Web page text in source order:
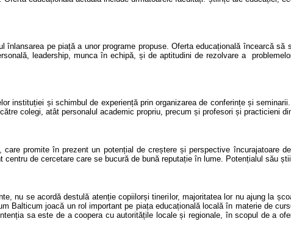
în lansarea pe piață a unorprograme propuse. Oferta educațională încearcă să
leadership, munca în echipă, și de aptitudini de rezolvare a
instituției și schimbul de experiență prinorganizarea de conferințe și
către colegi, atât personalul academic propriu, precum și profesori și practicieni
care promiteîn prezent un potențial de creștere și perspective încurajatoarede
de cercetare care se bucură de bună reputație în lume. Potențialul său
nu se acordă destulă atențiecopii lorși tineri lor, majoritatea lor nuajung la
Balticum joacăun rol important pe piața educațională locală în materie de
sa este de a coopera cu autoritățile locale și regionale, în scopul de a